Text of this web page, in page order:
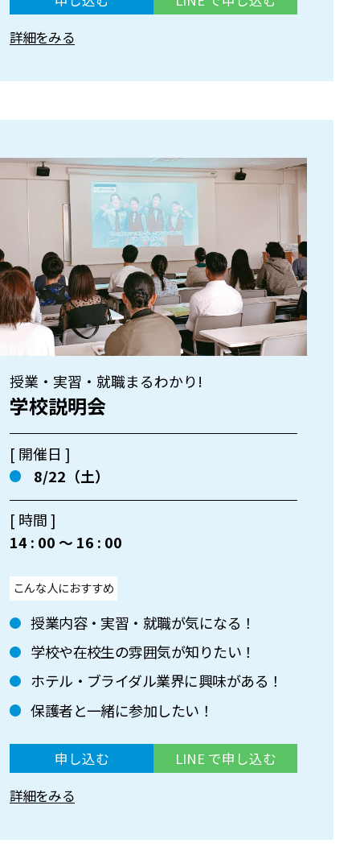
詳細をみる
授業・実習・就職まるわかり!
学校説明会
[ 開催日 ]
8/22（土）
[ 時間 ]
14 : 00 〜 16 : 00
こんな人におすすめ
授業内容・実習・就職が気になる！
学校や在校生の雰囲気が知りたい！
ホテル・ブライダル業界に興味がある！
保護者と一緒に参加したい！
申し込む
LINE で申し込む
詳細をみる